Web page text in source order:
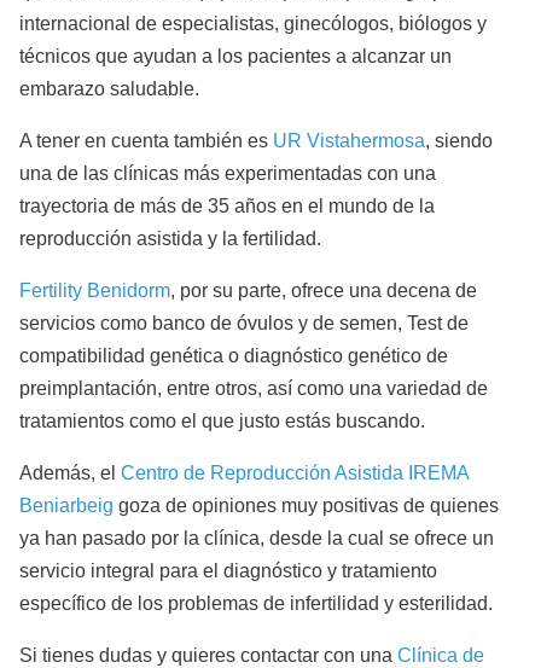
internacional de especialistas, ginecólogos, biólogos y
técnicos que ayudan a los pacientes a alcanzar un
embarazo saludable.
A tener en cuenta también es UR Vistahermosa, siendo
una de las clínicas más experimentadas con una
trayectoria de más de 35 años en el mundo de la
reproducción asistida y la fertilidad.
Fertility Benidorm, por su parte, ofrece una decena de
servicios como banco de óvulos y de semen, Test de
compatibilidad genética o diagnóstico genético de
preimplantación, entre otros, así como una variedad de
tratamientos como el que justo estás buscando.
Además, el Centro de Reproducción Asistida IREMA
Beniarbeig goza de opiniones muy positivas de quienes
ya han pasado por la clínica, desde la cual se ofrece un
servicio integral para el diagnóstico y tratamiento
específico de los problemas de infertilidad y esterilidad.
Si tienes dudas y quieres contactar con una Clínica de